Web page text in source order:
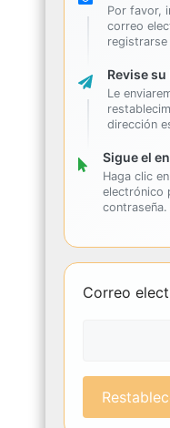
Por favor,
correo
registrarse
Revise
Le
dirección
Sigue el
Haga clic
electrónico
contraseña.
Correo